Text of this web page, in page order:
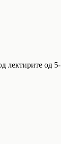
лектирите од 5-